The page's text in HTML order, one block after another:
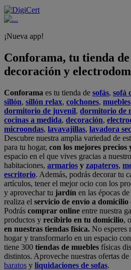
¡Nueva app!
Conforama, tu tienda de
decoración y
Conforama es tu tienda de sofás, sofá
sillón, sillón relax, colchones,
dormitorio de juvenil, dormitorio de
cocinas a medida, decoración,
microondas, lavavajillas, lavadora
Descubre nuestra amplia variedad de
para tu hogar, con los mejores precios
espacio en el que vives gracias a
habitaciones, armarios y zapateros,
escritorio. Además, podrás decorar tu
artículos, tener el mejor ocio con los
y aprovechar tu jardín en las épocas
realiza el servicio de envío a
Podrás comprar online entre nuestra
productos y recibirlo en tu domicilio,
en nuestras tiendas física. No esperes
hogar y transformarlo en un espacio
tiene 300 tiendas de muebles físicas
distintos. Aproveche nuestras ofertas de
baratos y liquidaciones de sofas.